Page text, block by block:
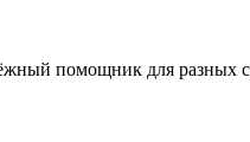
помощник для разных